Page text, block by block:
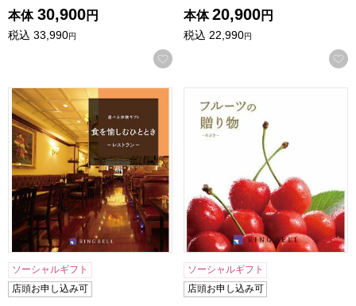
本体 30,900円
税込 33,990円
お気に入りに登録する
本体 20,900円
税込 22,990円
選べる体験ギフト 食を愉しむひととき【カタログギフト】
ソーシャルギフト
店頭お申し込み可
ソーシャルギフト
店頭お申し込み可